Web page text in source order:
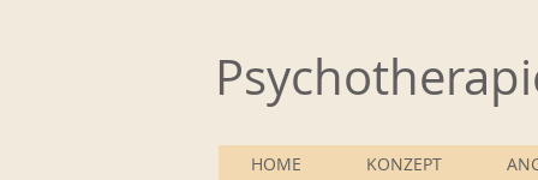
HOME KONZEPT